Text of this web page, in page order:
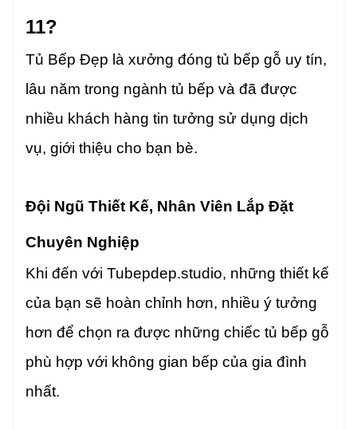
11?
Tủ Bếp Đẹp là xưởng đóng tủ bếp gỗ uy tín,
lâu năm trong ngành tủ bếp và đã được
nhiều khách hàng tin tưởng sử dụng dịch
vụ, giới thiệu cho bạn bè.
Đội Ngũ Thiết Kế, Nhân Viên Lắp Đặt
Chuyên Nghiệp
Khi đến với Tubepdep.studio, những thiết kế
của bạn sẽ hoàn chỉnh hơn, nhiều ý tưởng
hơn để chọn ra được những chiếc tủ bếp gỗ
phù hợp với không gian bếp của gia đình
nhất.